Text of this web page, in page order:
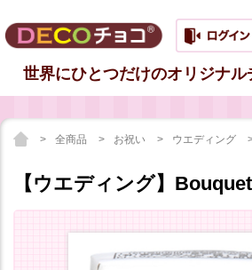
世界にひとつだけのオリジナル
全商品 お祝い ウエディング
【ウエディング】